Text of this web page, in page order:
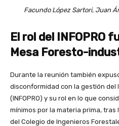
Facundo López Sartori, Juan
El rol del INFOPRO
Mesa Foresto-
Durante la reunión también
disconformidad con la gestión del
(INFOPRO) y su rol en lo que
mínimos por la materia prima,
del Colegio de Ingenieros